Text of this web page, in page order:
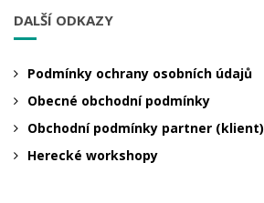
DALŠÍ ODKAZY
Podmínky ochrany osobních údajů
Obecné obchodní podmínky
Obchodní podmínky partner (klient)
Herecké workshopy